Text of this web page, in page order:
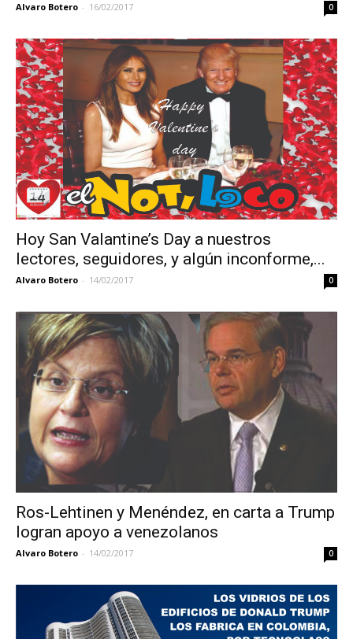
Alvaro Botero - 16/02/2017 0
Hoy San Valantine’s Day a nuestros
lectores, seguidores, y algún inconforme,...
Alvaro Botero - 14/02/2017 0
Ros-Lehtinen y Menéndez, en carta a Trump
logran apoyo a venezolanos
Alvaro Botero - 14/02/2017 0